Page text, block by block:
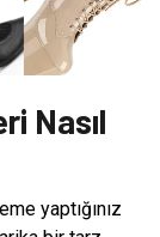
Nasıl
yaptığınız